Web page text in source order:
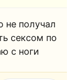
не получал
сексом по
с ноги